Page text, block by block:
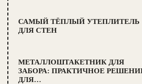
САМЫЙ ТЁПЛЫЙ УТЕПЛИТЕЛЬ
ДЛЯ СТЕН
МЕТАЛЛОШТАКЕТНИК ДЛЯ
ЗАБОРА: ПРАКТИЧНОЕ
ДЛЯ…